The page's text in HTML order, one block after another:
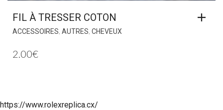
FIL À TRESSER COTON
ACCESSOIRES, AUTRES, CHEVEUX
2.00€
https://www.rolexreplica.cx/